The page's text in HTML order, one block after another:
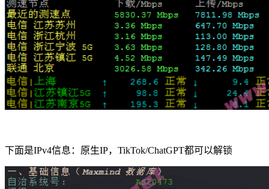
下面是IPv4信息：原生IP，TikTok/ChatGPT都可以解锁